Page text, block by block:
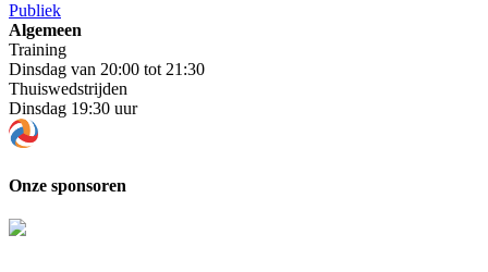
Publiek
Algemeen
Training
Dinsdag van 20:00 tot 21:30
Thuiswedstrijden
Dinsdag 19:30 uur
Onze sponsoren